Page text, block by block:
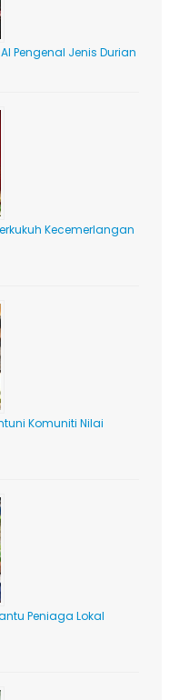
Pengenal Jenis Durian
Kecemerlangan
Komuniti Nilai
Peniaga Lokal